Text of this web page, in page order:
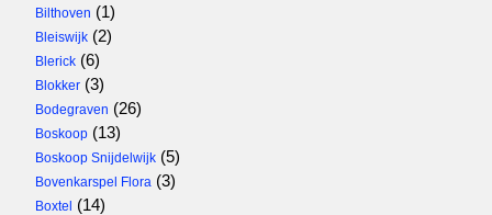
Bilthoven (1)
Bleiswijk (2)
Blerick (6)
Blokker (3)
Bodegraven (26)
Boskoop (13)
Boskoop Snijdelwijk (5)
Bovenkarspel Flora (3)
Boxtel (14)